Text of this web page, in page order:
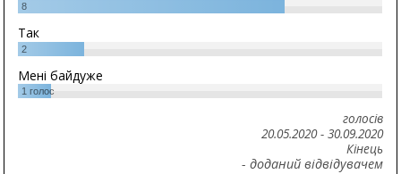
8
Так
2
Мені байдуже
1 голос
голосів
20.05.2020- 30.09.2020
Кінець
- доданий відвідувачем